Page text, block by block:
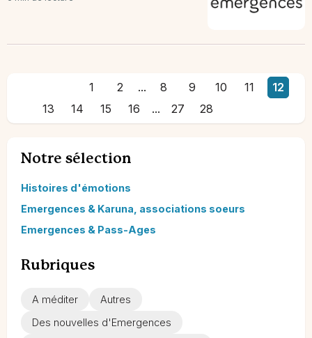
1 2 ... 8 9 10 11
12
13
14 15 16 ... 27 28
Notre sélection
Histoires d'émotions
Emergences & Karuna, associations soeurs
Emergences & Pass-Ages
Rubriques
A méditer
Autres
Des nouvelles d'Emergences